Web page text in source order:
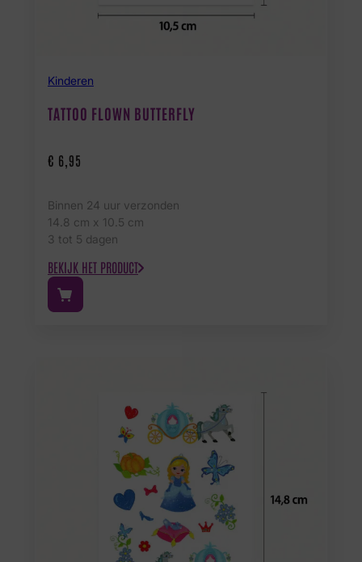
Kinderen
TATTOO FLOWN BUTTERFLY
€ 6,95
Binnen 24 uur verzonden
14.8 cm x 10.5 cm
3 tot 5 dagen
BEKIJK HET PRODUCT